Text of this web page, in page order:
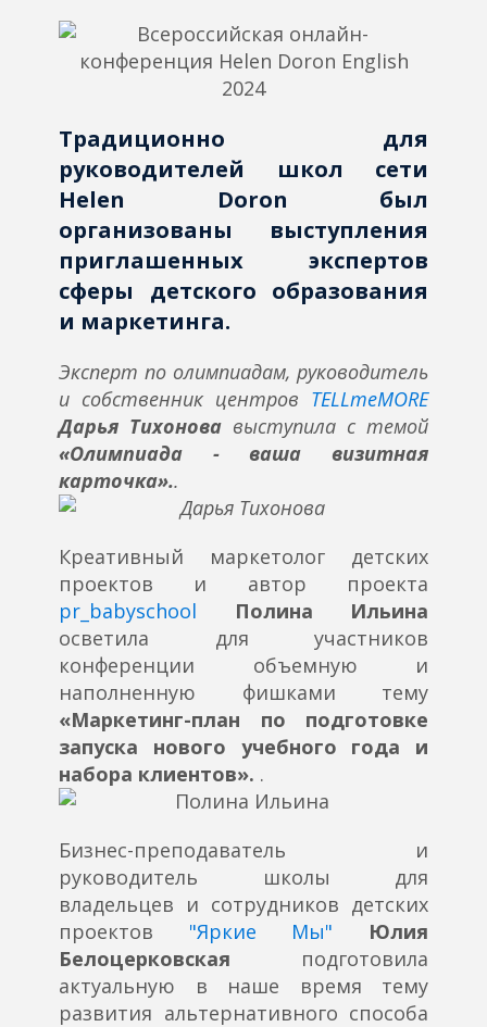
Традиционно для
руководителей школ сети
Helen Doron был
организованы выступления
приглашенных экспертов
сферы детского образования
и маркетинга.
Эксперт по олимпиадам, руководитель
и собственник центров TELLmeMORE
Дарья Тихонова выступила с темой
«Олимпиада - ваша визитная
карточка»..
Креативный маркетолог детских
проектов и автор проекта
pr_babyschool
Полина Ильина
осветила для участников
конференции объемную и
наполненную фишками тему
«Маркетинг-план по подготовке
запуска нового учебного года и
набора клиентов». .
Бизнес-преподаватель и
руководитель школы для
владельцев и сотрудников детских
проектов "Яркие Мы"
Юлия
Белоцерковская подготовила
актуальную в наше время тему
развития альтернативного способа